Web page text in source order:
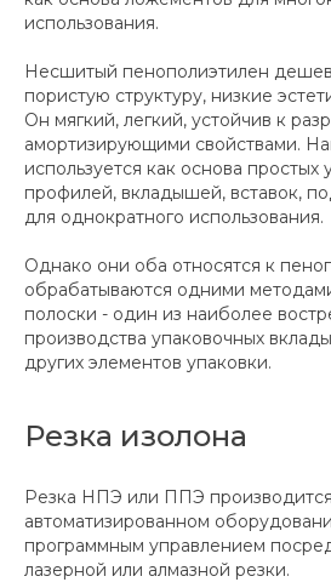
использования.
Несшитый пенополиэтилен
пористую структуру, низкие
Он мягкий, легкий, устойчив к
амортизирующими свойствами.
используется как основа простых
профилей, вкладышей, вставок,
для однократного использования.
Однако они оба относятся к
обрабатываются одними
полоски - один из наиболее
производства упаковочных
других элементов упаковки.
Резка изолона
Резка НПЭ или ППЭ
автоматизированном
программным управлением
лазерной или алмазной резки.